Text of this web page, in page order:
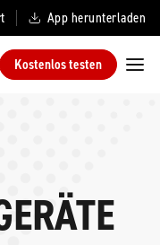
App herunterladen
Kostenlos testen